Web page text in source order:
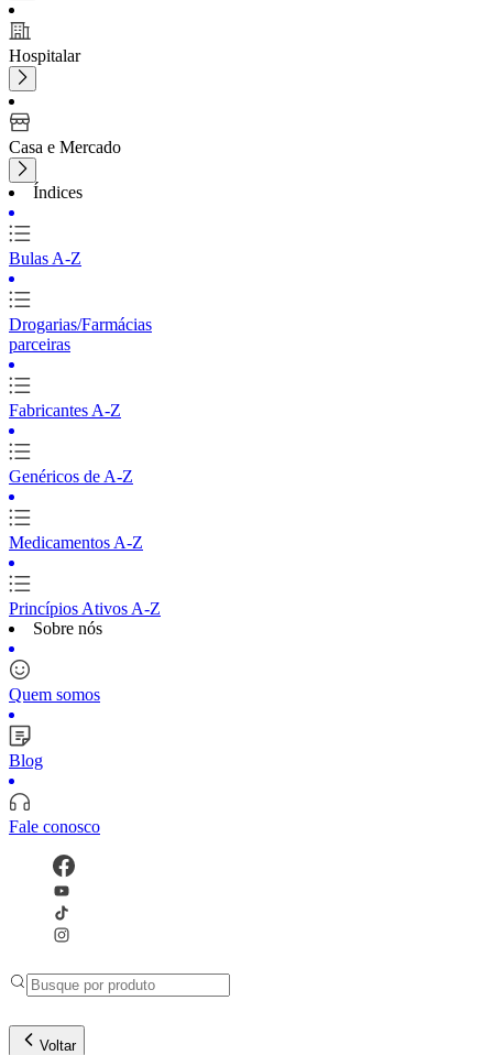
Hospitalar
Casa e Mercado
Índices
Bulas A-Z
Drogarias/Farmácias
parceiras
Fabricantes A-Z
Genéricos de A-Z
Medicamentos A-Z
Princípios Ativos A-Z
Sobre nós
Quem somos
Blog
Fale conosco
Voltar